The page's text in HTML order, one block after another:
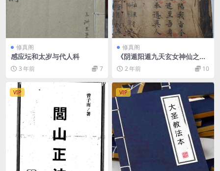
修真阁
感应坛和太岁与代人科
3 年前 7
修真阁
《阴遁阳遁九天玄女神仙之
术》.刘伯温.张香泉
2 年前 10
VIP VIP